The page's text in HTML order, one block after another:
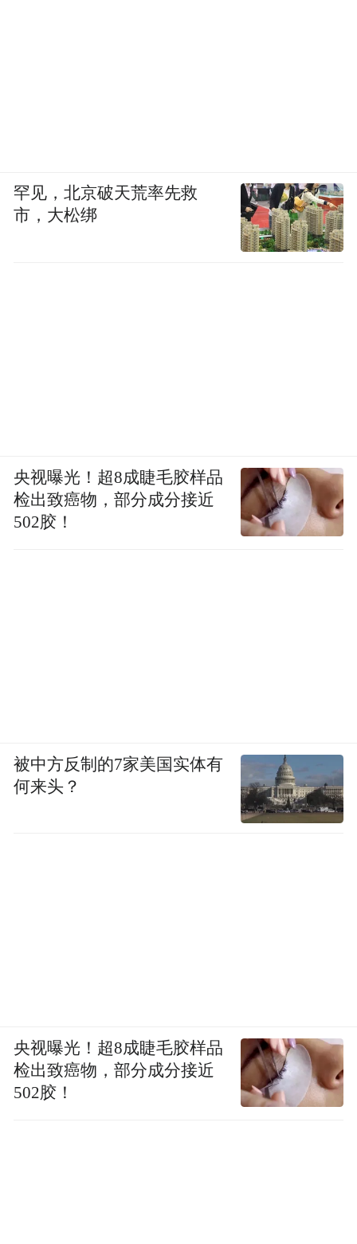
罕见，北京破天荒率先救
市，大松绑
央视曝光！超8成睫毛胶样品
检出致癌物，部分成分接近
502胶！
被中方反制的7家美国实体有
何来头？
央视曝光！超8成睫毛胶样品
检出致癌物，部分成分接近
502胶！